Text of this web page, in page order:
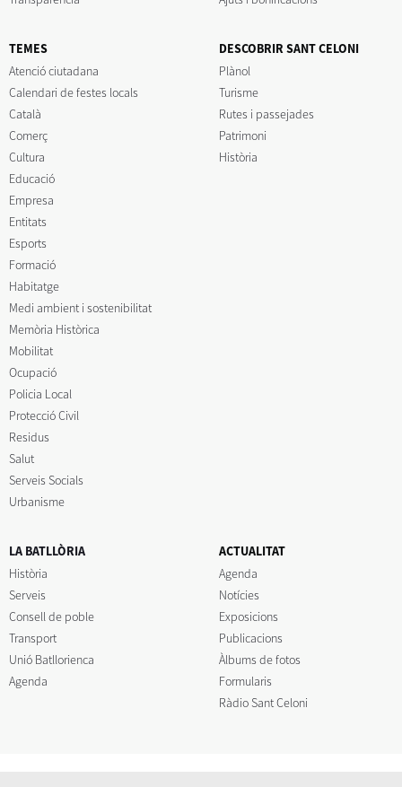
TEMES
Atenció ciutadana
Calendari de festes locals
Català
Comerç
Cultura
Educació
Empresa
Entitats
Esports
Formació
Habitatge
Medi ambient i sostenibilitat
Memòria Històrica
Mobilitat
Ocupació
Policia Local
Protecció Civil
Residus
Salut
Serveis Socials
Urbanisme
DESCOBRIR SANT CELONI
Plànol
Turisme
Rutes i passejades
Patrimoni
Història
LA BATLLÒRIA
Història
Serveis
Consell de poble
Transport
Unió Batllorienca
Agenda
ACTUALITAT
Agenda
Notícies
Exposicions
Publicacions
Àlbums de fotos
Formularis
Ràdio Sant Celoni